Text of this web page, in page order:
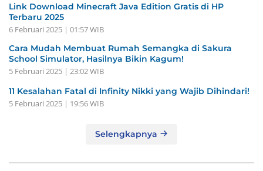
Link Download Minecraft Java Edition Gratis di HP
Terbaru 2025
6 Februari 2025 | 01:57 WIB
Cara Mudah Membuat Rumah Semangka di Sakura
School Simulator, Hasilnya Bikin Kagum!
5 Februari 2025 | 23:02 WIB
11 Kesalahan Fatal di Infinity Nikki yang Wajib Dihindari!
5 Februari 2025 | 19:56 WIB
Selengkapnya